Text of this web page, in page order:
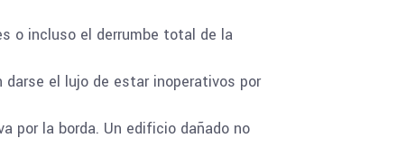
o incluso el derrumbe total de la
el lujo de estar inoperativos por
por la borda. Un edificio dañado no